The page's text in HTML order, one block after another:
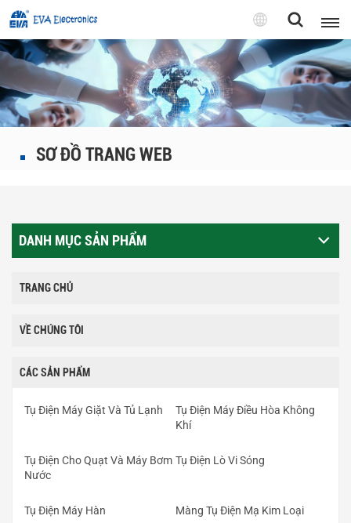
Tiếng
Việt
English
Pусский
SƠ ĐỒ TRANG WEB
DANH MỤC SẢN PHẨM
TRANG CHỦ
VỀ CHÚNG TÔI
CÁC SẢN PHẨM
Tụ Điện Máy Giặt Và Tủ Lạnh
Tụ Điện Máy Điều Hòa Không
Khí
Tụ Điện Cho Quạt Và Máy Bơm
Nước
Tụ Điện Lò Vi Sóng
Tụ Điện Máy Hàn Màng Tụ Điện Mạ Kim Loại